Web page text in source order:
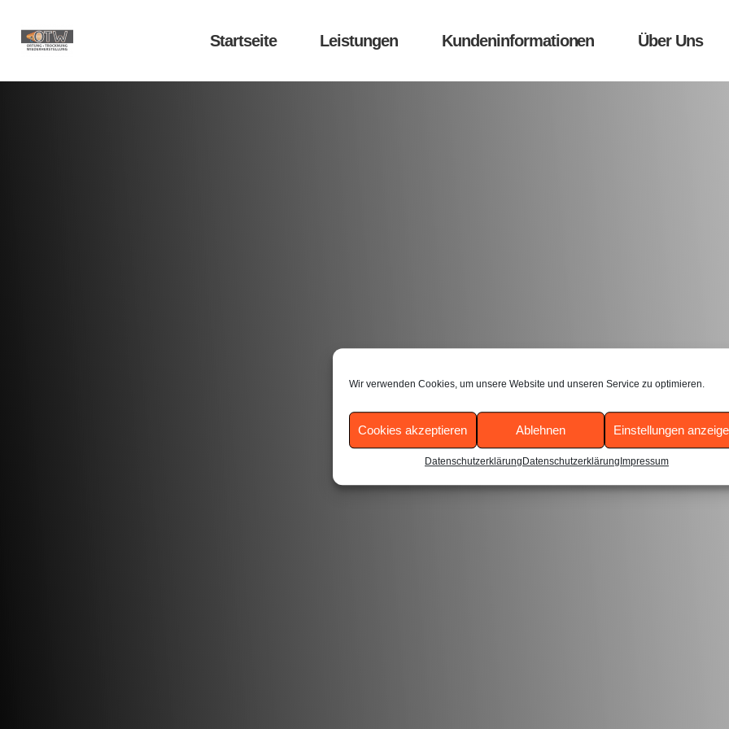
Wir verwenden Cookies, um unsere Website und unseren Service zu optimieren.
Cookies akzeptieren Ablehnen Einstellungen
Datenschutzerklärung Datenschutzerklärung Impressum
Startseite Leistungen Kundeninformationen Über Uns